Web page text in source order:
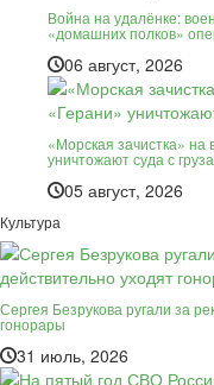
Война на удалёнке:
«домашних полков»
06 август, 2026
«Морская зачистка»
уничтожают суда с
05 август, 2026
Культура
Сергея Безрукова ругали за
гонорары
31 июль, 2026